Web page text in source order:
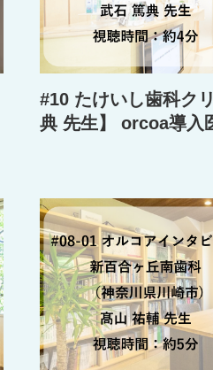
#10 たけいし歯科ク
典 先生】 orcoa導入